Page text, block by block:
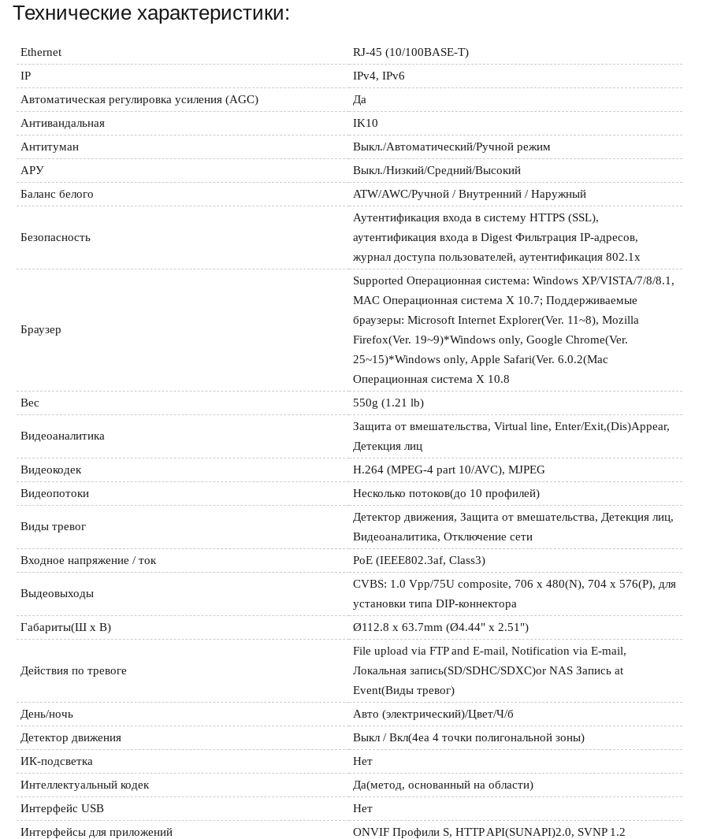
Технические характеристики:
Ethernet
RJ-45 (10/100BASE-T)
IP
IPv4, IPv6
Автоматическая регулировка усиления (AGC)
Да
Антивандальная
IK10
Антитуман
Выкл./Автоматический/Ручной режим
АРУ
Выкл./Низкий/Средний/Высокий
Баланс белого
ATW/AWC/Ручной / Внутренний / Наружный
Безопасность
Аутентификация входа в систему HTTPS (SSL),
аутентификация входа в Digest Фильтрация IP-адресов,
журнал доступа пользователей, аутентификация 802.1x
Браузер
Supported Операционная система: Windows XP/VISTA/7/8/8.1,
MAC Операционная система X 10.7; Поддерживаемые
браузеры: Microsoft Internet Explorer(Ver. 11~8), Mozilla
Firefox(Ver. 19~9)*Windows only, Google Chrome(Ver.
25~15)*Windows only, Apple Safari(Ver. 6.0.2(Mac
Операционная система X 10.8
Вес
550g (1.21 lb)
Видеоаналитика
Защита от вмешательства, Virtual line, Enter/Exit,(Dis)Appear,
Детекция лиц
Видеокодек
H.264 (MPEG-4 part 10/AVC), MJPEG
Видеопотоки
Несколько потоков(до 10 профилей)
Виды тревог
Детектор движения, Защита от вмешательства, Детекция лиц,
Видеоаналитика, Отключение сети
Входное напряжение / ток
PoE (IEEE802.3af, Class3)
Выдеовыходы
CVBS: 1.0 Vpp/75U composite, 706 x 480(N), 704 x 576(P), для
установки типа DIP-коннектора
Габариты(Ш х В)
Ø112.8 x 63.7mm (Ø4.44" x 2.51")
Действия по тревоге
File upload via FTP and E-mail, Notification via E-mail,
Локальная запись(SD/SDHC/SDXC)or NAS Запись at
Event(Виды тревог)
День/ночь
Авто (электрический)/Цвет/Ч/б
Детектор движения
Выкл / Вкл(4ea 4 точки полигональной зоны)
ИК-подсветка
Нет
Интеллектуальный кодек
Да(метод, основанный на области)
Интерфейс USB
Нет
Интерфейсы для приложений
ONVIF Профили S, HTTP API(SUNAPI)2.0, SVNP 1.2